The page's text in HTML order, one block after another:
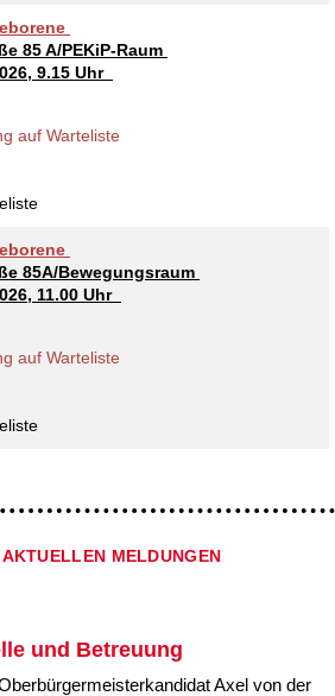
85 A/PEKiP-Raum
9.15 Uhr
auf Warteliste
85A/Bewegungsraum
11.00 Uhr
auf Warteliste
MELDUNGEN
und Betreuung
Axel von der